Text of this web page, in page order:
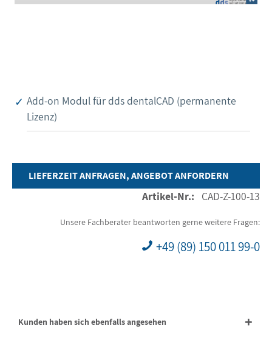
Add-on Modul für dds dentalCAD (permanente
Lizenz)
LIEFERZEIT ANFRAGEN, ANGEBOT ANFORDERN
Artikel-Nr.: CAD-Z-100-13
Unsere Fachberater beantworten gerne weitere Fragen:
+49 (89) 150 011 99-0
Kunden haben sich ebenfalls angesehen